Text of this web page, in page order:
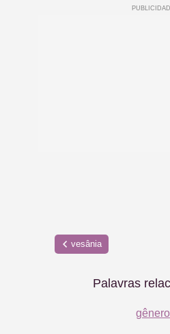
vesânia
Palavras
gênero